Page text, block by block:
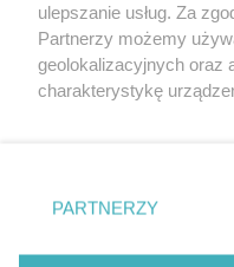
ulepszanie usług. Za
Partnerzy możemy
geolokalizacyjnych oraz
charakterystykę
zmienić/wycofać
znajdujący się w lewym
rodzaje przetwarzania
PARTNERZY